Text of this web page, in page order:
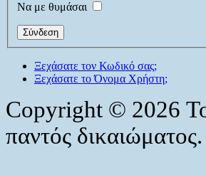
Να με θυμάσαι
Ξεχάσατε τον Κωδικό σας;
Ξεχάσατε το Όνομα Χρήστη;
Copyright © 2026
παντός